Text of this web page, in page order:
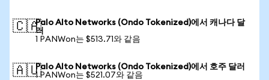
🇨🇦Palo Alto Networks (Ondo Tokenized)에서 캐나다 달
러
1 PANWon는 $513.71와 같음
🇦🇺Palo Alto Networks (Ondo Tokenized)에서 호주 달러
1 PANWon는 $521.07와 같음